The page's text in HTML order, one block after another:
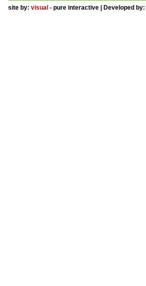
site by: visual - pure interactive | Developed by: